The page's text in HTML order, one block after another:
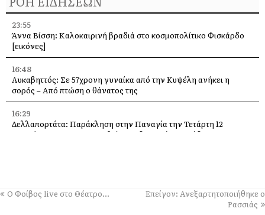
23:55
Άννα Βίσση: Καλοκαιρινή βραδιά στο κοσμοπολίτικο Φισκάρδο
[εικόνες]
16:48
Λυκαβηττός: Σε 57χρονη γυναίκα από την Κυψέλη ανήκει η
σορός – Από πτώση ο θάνατος της
16:29
Δελλαπορτάτα: Παράκληση στην Παναγία την Τετάρτη 12
Αυγούστου –Θα προσφερθεί παραδοσιακή ριγανάδα
13:59
Ο Φοίβος live στο Θέατρο…
Επείγον: Ανεξαρτητοποιήθηκε ο
Ρασσιάς